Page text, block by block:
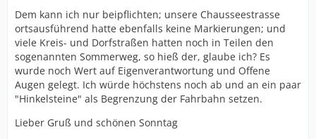
Dem kann ich nur beipflichten; unsere Chausseestrasse
ortsausführend hatte ebenfalls keine Markierungen; und
viele Kreis- und Dorfstraßen hatten noch in Teilen den
sogenannten Sommerweg, so hieß der, glaube ich? Es
wurde noch Wert auf Eigenverantwortung und Offene
Augen gelegt. Ich würde höchstens noch ab und an ein paar
"Hinkelsteine" als Begrenzung der Fahrbahn setzen.
Lieber Gruß und schönen Sonntag